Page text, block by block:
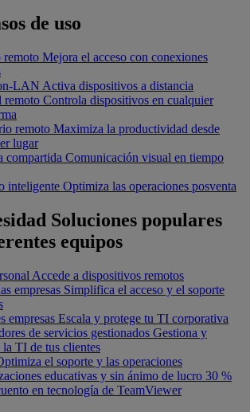
de uso
remoto Mejora el acceso con conexiones
LAN Activa dispositivos a distancia
remoto Controla dispositivos en cualquier
remoto Maximiza la productividad desde
lugar
compartida Comunicación visual en tiempo
inteligente Optimiza las operaciones posventa
Soluciones populares
equipos
Accede a dispositivos remotos
empresas Simplifica el acceso y el soporte
empresas Escala y protege tu TI corporativa
de servicios gestionados Gestiona y
la TI de tus clientes
el soporte y las operaciones
educativas y sin ánimo de lucro 30 %
en tecnología de TeamViewer